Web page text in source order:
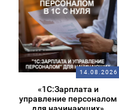
14.08.2026
«1С:Зарплата и
управление персоналом